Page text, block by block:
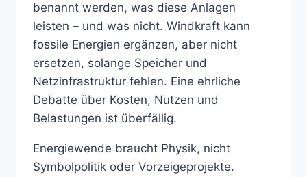
benannt werden, was diese Anlagen
leisten – und was nicht. Windkraft kann
fossile Energien ergänzen, aber nicht
ersetzen, solange Speicher und
Netzinfrastruktur fehlen. Eine ehrliche
Debatte über Kosten, Nutzen und
Belastungen ist überfällig.
Energiewende braucht Physik, nicht
Symbolpolitik oder Vorzeigeprojekte.